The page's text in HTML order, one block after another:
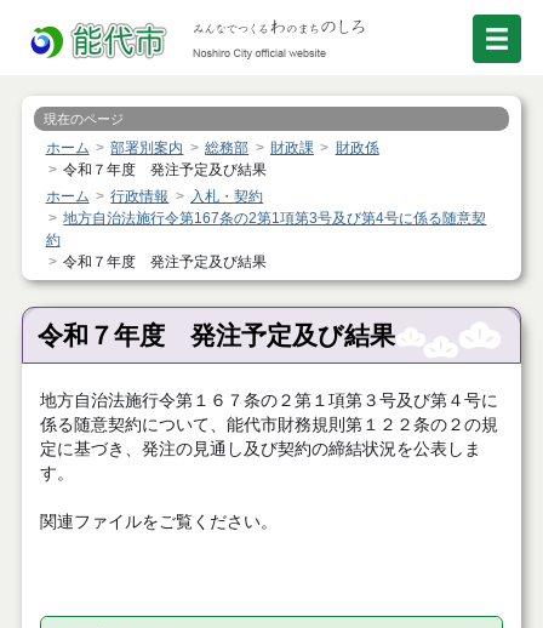
現在のページ
ホーム 部署別案内 総務部 財政課
財政係
令和７年度 発注予定及び結果
ホーム
行政情報
入札・契約
地方自治法施行令第167条の2第1項第3号及び第4号に係る随意契
約
令和７年度 発注予定及び結果
令和７年度 発注予定及び結果
地方自治法施行令第１６７条の２第１項第３号及び第４号に
係る随意契約について、能代市財務規則第１２２条の２の規
定に基づき、発注の見通し及び契約の締結状況を公表しま
す。
関連ファイルをご覧ください。